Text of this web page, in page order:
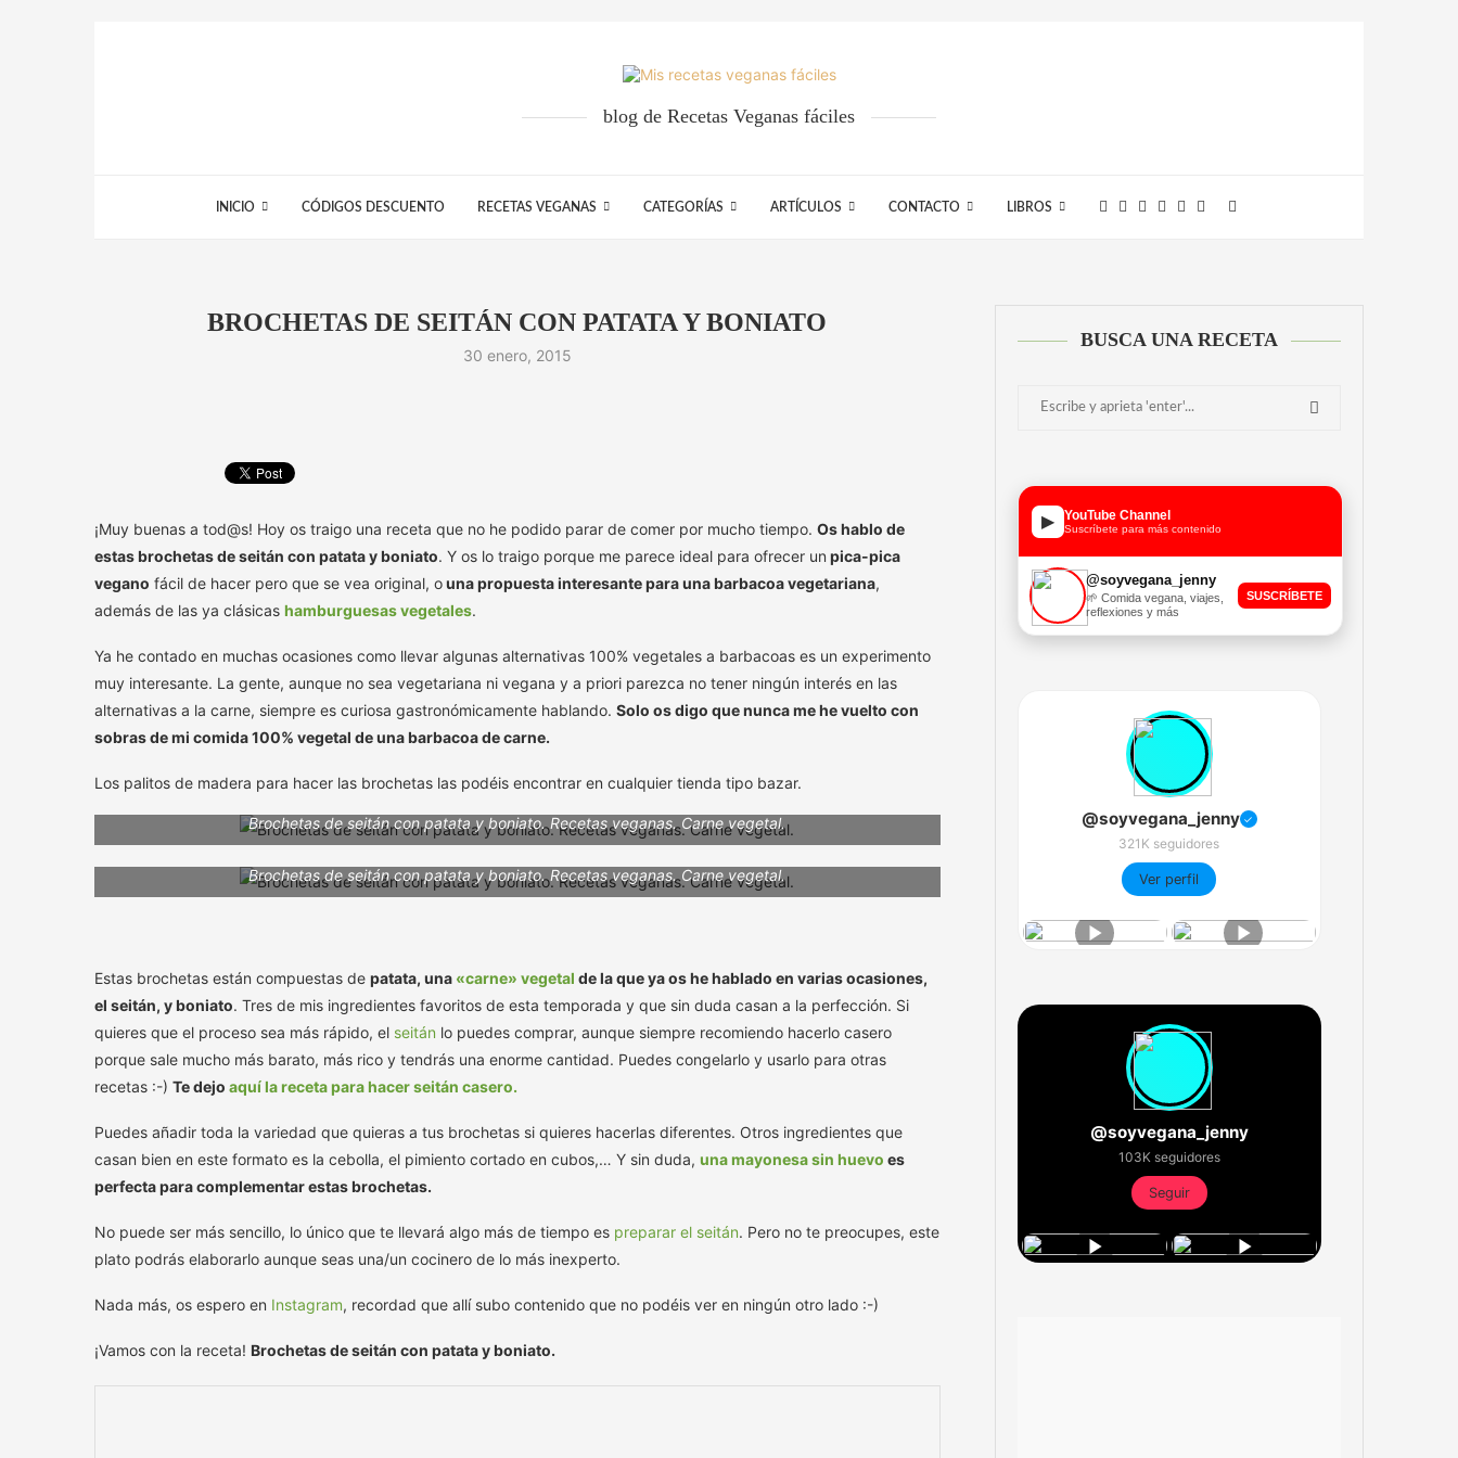
blog de Recetas Veganas fáciles
INICIO CÓDIGOS DESCUENTO RECETAS VEGANAS CATEGORÍAS ARTÍCULOS CONTACTO LIBROS
BROCHETAS DE SEITÁN CON PATATA Y BONIATO
30 enero, 2015
¡Muy buenas a tod@s! Hoy os traigo una receta que no he podido parar de comer por mucho tiempo. Os hablo de
estas brochetas de seitán con patata y boniato. Y os lo traigo porque me parece ideal para ofrecer un pica-pica
vegano fácil de hacer pero que se vea original, ouna propuesta interesante para una barbacoa vegetariana,
además de las ya clásicas hamburguesas vegetales.
Ya he contado en muchas ocasiones como llevar algunas alternativas 100% vegetales a barbacoas es un experimento
muy interesante. La gente, aunque no sea vegetariana ni vegana y a priori parezca no tener ningún interés en las
alternativas a la carne, siempre es curiosa gastronómicamente hablando. Solo os digo que nunca me he vuelto con
sobras de mi comida 100% vegetal de una barbacoa de carne.
Los palitos de madera para hacer las brochetas las podéis encontrar en cualquier tienda tipo bazar.
Brochetas de seitán con patata y boniato. Recetas veganas. Carne vegetal.
Brochetas de seitán con patata y boniato. Recetas veganas. Carne vegetal.
Estas brochetas están compuestas de patata, una «carne» vegetal de la que ya os he hablado en varias ocasiones,
el seitán, y boniato. Tres de mis ingredientes favoritos de esta temporada y que sin duda casan a la perfección. Si
quieres que el proceso sea más rápido, el seitán lo puedes comprar, aunque siempre recomiendo hacerlo casero
porque sale mucho más barato, más rico y tendrás una enorme cantidad. Puedes congelarlo y usarlo para otras
recetas :-) Te dejo aquí la receta para hacer seitán casero.
Puedes añadir toda la variedad que quieras a tus brochetas si quieres hacerlas diferentes. Otros ingredientes que
casan bien en este formato es la cebolla, el pimiento cortado en cubos,… Y sin duda, una mayonesa sin huevo es
perfecta para complementar estas brochetas.
No puede ser más sencillo, lo único que te llevará algo más de tiempo es preparar el seitán. Pero no te preocupes, este
plato podrás elaborarlo aunque seas una/un cocinero de lo más inexperto.
Nada más, os espero en Instagram, recordad que allí subo contenido que no podéis ver en ningún otro lado :-)
¡Vamos con la receta! Brochetas de seitán con patata y boniato.
BUSCA UNA RECETA
▶ YouTube Channel
Suscríbete para más contenido
@soyvegana_jenny
🌱 Comida vegana, viajes,
reflexiones y más
SUSCRÍBETE
@soyvegana_jenny ✓
321K seguidores
Ver perfil
@soyvegana_jenny
103K seguidores
Seguir